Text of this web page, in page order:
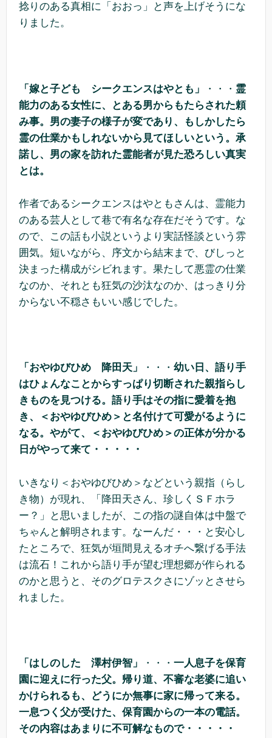
捻りのある真相に「おおっ」と声を上げそうにな
りました。
「嫁と子ども シークエンスはやとも」 ・・・ 霊
能力のある女性に、とある男からもたらされた頼
み事。男の妻子の様子が変であり、もしかしたら
霊の仕業かもしれないから見てほしいという。承
諾し、男の家を訪れた霊能者が見た恐ろしい真実
とは。
作者であるシークエンスはやともさんは、霊能力
のある芸人として巷で有名な存在だそうです。な
ので、この話も小説というより実話怪談という雰
囲気。短いながら、序文から結末まで、びしっと
決まった構成がシビれます。果たして悪霊の仕業
なのか、それとも狂気の沙汰なのか、はっきり分
からない不穏さもいい感じでした。
「おやゆびひめ 降田天」 ・・・ 幼い日、語り手
はひょんなことからすっぱり切断された親指らし
きものを見つける。語り手はその指に愛着を抱
き、＜おやゆびひめ＞と名付けて可愛がるように
なる。やがて、＜おやゆびひめ＞の正体が分かる
日がやって来て・・・・・
いきなり＜おやゆびひめ＞などという親指（らし
き物）が現れ、「降田天さん、珍しくＳＦホラ
ー？」と思いましたが、この指の謎自体は中盤で
ちゃんと解明されます。なーんだ・・・と安心し
たところで、狂気が垣間見えるオチへ繋げる手法
は流石！これから語り手が望む理想郷が作られる
のかと思うと、そのグロテスクさにゾッとさせら
れました。
「はしのした 澤村伊智」 ・・・ 一人息子を保育
園に迎えに行った父。帰り道、不審な老婆に追い
かけられるも、どうにか無事に家に帰って来る。
一息つく父が受けた、保育園からの一本の電話。
その内容はあまりに不可解なもので・・・・・